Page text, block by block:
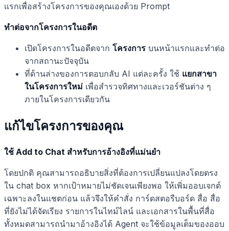
แรกเพื่อสร้างโครงการของคุณเองด้วย Prompt
ทำต่อจากโครงการในอดีต
เปิดโครงการในอดีตจาก โครงการ บนหน้าแรกและทำต่อ
จากสถานะปัจจุบัน
ที่ด้านล่างของการตอบกลับ AI แต่ละครั้ง ใช้ แยกสาขา
ในโครงการใหม่ เพื่อสำรวจทิศทางและเวอร์ชันต่าง ๆ
ภายในโครงการเดียวกัน
แก้ไขโครงการของคุณ
ใช้ Add to Chat สำหรับการอ้างอิงที่แม่นยำ
โดยปกติ คุณสามารถอธิบายสิ่งที่ต้องการเปลี่ยนแปลงโดยตรง
ใน chat box หากเป้าหมายไม่ชัดเจนเพียงพอ ให้เพิ่มออบเจกต์
เฉพาะลงในแชตก่อน แล้วจึงให้คำสั่ง การ์ดสตอรีบอร์ด สื่อ สื่อ
ที่ยังไม่ได้จัดเรียง รายการในไทม์ไลน์ และเอกสารในพื้นที่สื่อ
ทั้งหมดสามารถนำมาอ้างอิงได้ Agent จะใช้ข้อมูลเต็มของออบ